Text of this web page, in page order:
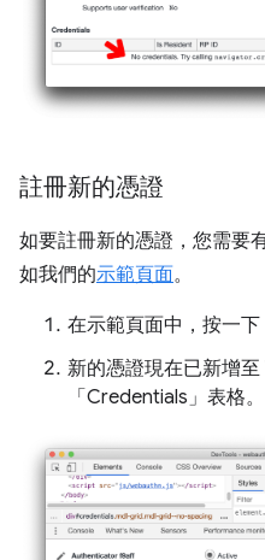
註冊新的憑證
如要註冊新的憑證，您需要
如我們的示範頁面。
在示範頁面中，按一下
新的憑證現在已新增
「Credentials」 表格。